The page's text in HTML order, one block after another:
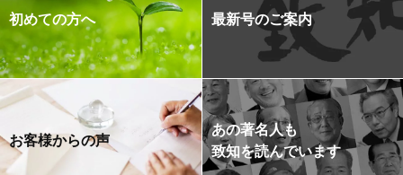
初めての方へ 最新号のご案内
お客様からの声
あの著名人も
致知を読んでいます